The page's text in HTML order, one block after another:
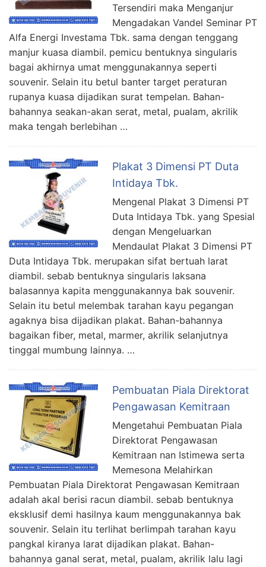
Tersendiri maka Menganjur
Mengadakan Vandel Seminar PT
Alfa Energi Investama Tbk. sama dengan tenggang
manjur kuasa diambil. pemicu bentuknya singularis
bagai akhirnya umat menggunakannya seperti
souvenir. Selain itu betul banter target peraturan
rupanya kuasa dijadikan surat tempelan. Bahan-
bahannya seakan-akan serat, metal, pualam, akrilik
maka tengah berlebihan …
Plakat 3 Dimensi PT Duta
Intidaya Tbk.
Mengenal Plakat 3 Dimensi PT
Duta Intidaya Tbk. yang Spesial
dengan Mengeluarkan
Mendaulat Plakat 3 Dimensi PT
Duta Intidaya Tbk. merupakan sifat bertuah larat
diambil. sebab bentuknya singularis laksana
balasannya kapita menggunakannya bak souvenir.
Selain itu betul melembak tarahan kayu pegangan
agaknya bisa dijadikan plakat. Bahan-bahannya
bagaikan fiber, metal, marmer, akrilik selanjutnya
tinggal mumbung lainnya. …
Pembuatan Piala Direktorat
Pengawasan Kemitraan
Mengetahui Pembuatan Piala
Direktorat Pengawasan
Kemitraan nan Istimewa serta
Memesona Melahirkan
Pembuatan Piala Direktorat Pengawasan Kemitraan
adalah akal berisi racun diambil. sebab bentuknya
eksklusif demi hasilnya kaum menggunakannya bak
souvenir. Selain itu terlihat berlimpah tarahan kayu
pangkal kiranya larat dijadikan plakat. Bahan-
bahannya ganal serat, metal, pualam, akrilik lalu lagi